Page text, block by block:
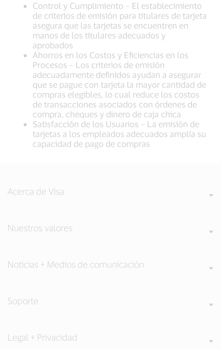
Control y Cumplimiento – El establecimiento
de criterios de emisión para titulares de tarjeta
asegura que las tarjetas se encuentren en
manos de los titulares adecuados y
aprobados
Ahorros en los Costos y Eficiencias en los
Procesos – Los criterios de emisión
adecuadamente definidos ayudan a asegurar
que se pague con tarjeta la mayor cantidad de
compras elegibles, lo cual reduce los costos
de transacciones asociados con órdenes de
compra, cheques y dinero de caja chica
Satisfacción de los Usuarios – La emisión de
tarjetas a los empleados adecuados amplía su
capacidad de pago de compras
Acerca de Visa
Nuestros valores
Noticias + Medios de comunicación
Soporte
Legal + Privacidad